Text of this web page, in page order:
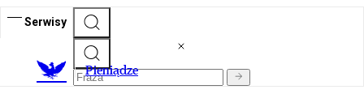
Serwisy
Pieniądze